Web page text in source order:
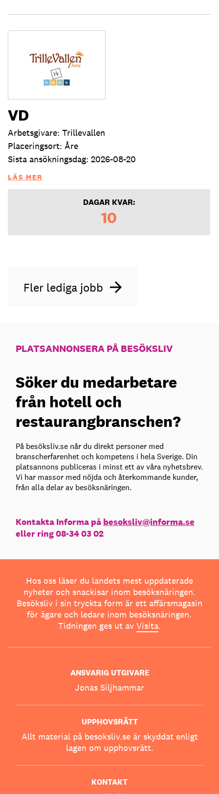
VD
Arbetsgivare: Trillevallen
Placeringsort: Åre
Sista ansökningsdag: 2026-08-20
LÄS MER
DAGAR KVAR:
10
Fler lediga jobb
PLATSANNONSERA PÅ BESÖKSLIV
Söker du medarbetare
från hotell och
restaurangbranschen?
På besöksliv.se når du direkt personer med
branscherfarenhet och kompetens i hela Sverige. Din
platsannons publiceras i minst ett av våra nyhetsbrev.
Vi har massor med nöjda och återkommande kunder,
från alla delar av besöksnäringen.
Kontakta Informa på besoksliv@informa.se
eller ring 08-34 03 02
Hos oss läser du landets mest uppdaterade
nyheter och snackisar inom besöksnäringen.
Besöksliv i sin tryckta form är ett affärsmagasin
för ägare och ledare inom besöksnäringen.
Tidningen ges ut av Visita.
ANSVARIG UTGIVARE
Jonas Siljhammar
UPPHOVSRÄTT
Allt material på besoksliv.se är skyddat enligt
lagen om upphovsrätt.
KONTAKT